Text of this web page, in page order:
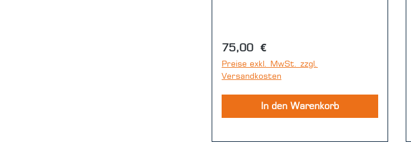
Regulärer Preis:
75,00 €
Preise exkl. MwSt. zzgl.
Versandkosten
In den Warenkorb